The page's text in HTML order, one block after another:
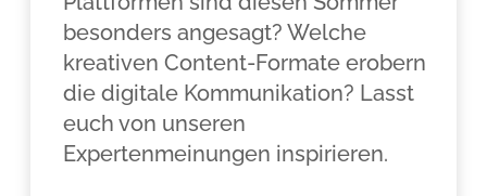
besonders angesagt? Welche
kreativen Content-Formate erobern
die digitale Kommunikation? Lasst
euch von unseren
Expertenmeinungen inspirieren.